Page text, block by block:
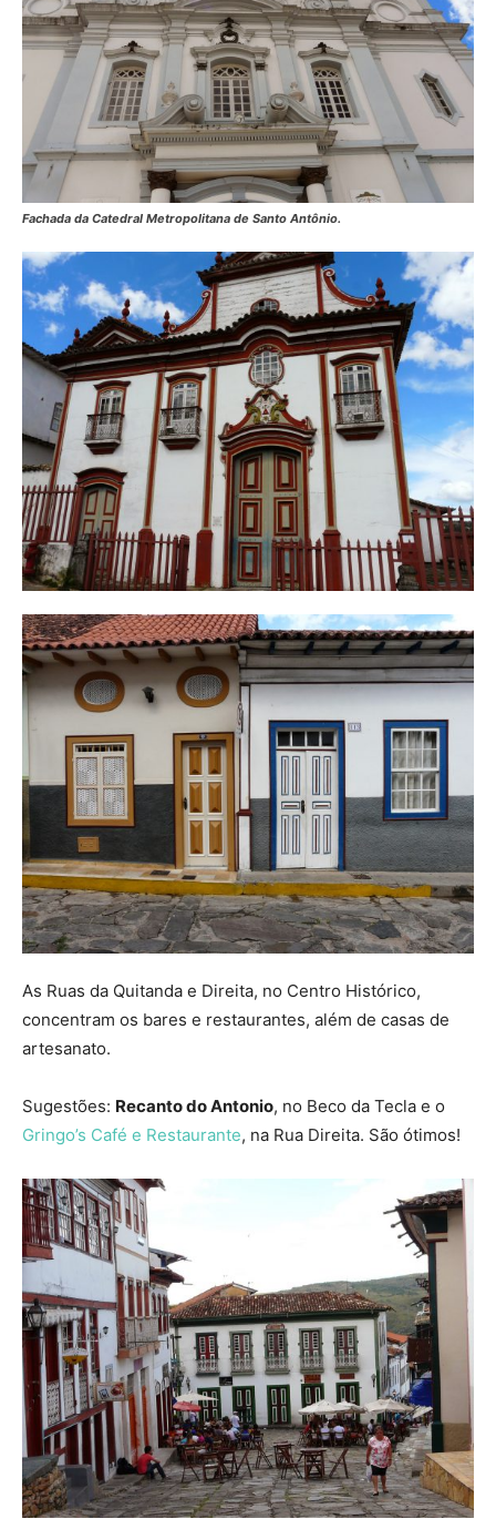
Fachada da Catedral Metropolitana de Santo Antônio.
As Ruas da Quitanda e Direita, no Centro Histórico,
concentram os bares e restaurantes, além de casas de
artesanato.
Sugestões: Recanto do Antonio, no Beco da Tecla e o
Gringo’s Café e Restaurante, na Rua Direita. São ótimos!